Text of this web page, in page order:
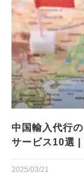
中国輸入代行
サービス10選 |
2025/03/21